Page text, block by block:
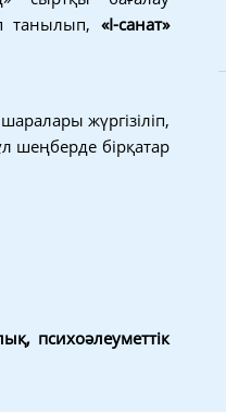
танылып, «I-санат»
жүргізіліп,
шеңберде бірқатар
психоәлеуметтік